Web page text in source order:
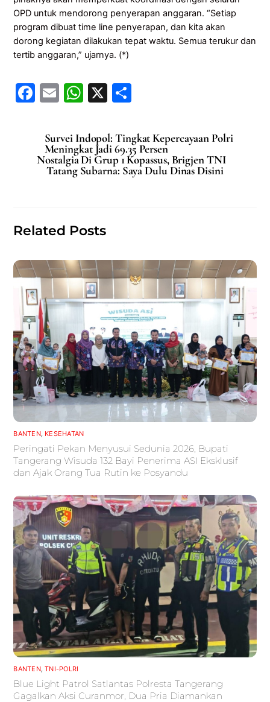
OPD untuk mendorong penyerapan anggaran. “Setiap
program dibuat time line penyerapan, dan kita akan
dorong kegiatan dilakukan tepat waktu. Semua terukur dan
tertib anggaran,” ujarnya. (*)
F
c
e
b
k
E
ai
l
W
at
s
A
X
ar
e
Survei Indopol: Tingkat Kepercayaan Polri
Meningkat Jadi 69.35 Persen
Nostalgia Di Grup 1 Kopassus, Brigjen TNI
Tatang Subarna: Saya Dulu Dinas Disini
Related Posts
BANTEN, KESEHATAN
Peringati Pekan Menyusui Sedunia 2026, Bupati
Tangerang Wisuda 132 Bayi Penerima ASI Eksklusif
dan Ajak Orang Tua Rutin ke Posyandu
BANTEN,TNI-POLRI
Blue Light Patrol Satlantas Polresta Tangerang
Gagalkan Aksi Curanmor, Dua Pria Diamankan